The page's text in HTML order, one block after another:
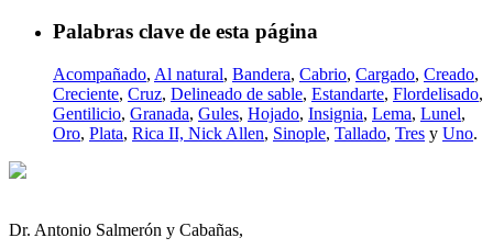
Palabras clave de esta página
Acompañado, Al natural, Bandera, Cabrio, Cargado, Creado,
Creciente, Cruz, Delineado de sable, Estandarte, Flordelisado,
Gentilicio, Granada, Gules, Hojado, Insignia, Lema, Lunel,
Oro, Plata, Rica II, Nick Allen, Sinople, Tallado, Tres y Uno.
Dr. Antonio Salmerón y Cabañas,